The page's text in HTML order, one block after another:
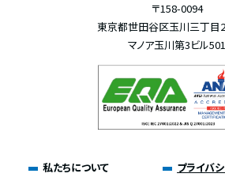
〒158-0094
東京都世田谷区玉川三丁目
マノア玉川第3ビル501
私たちについて プライバ